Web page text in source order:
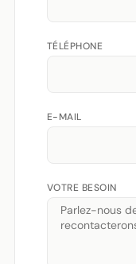
TÉLÉPHONE
E-MAIL
VOTRE BESOIN